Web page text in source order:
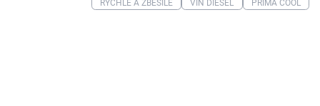
RYCHLE A ZBĚSILE
VIN DIESEL PRIMA COOL